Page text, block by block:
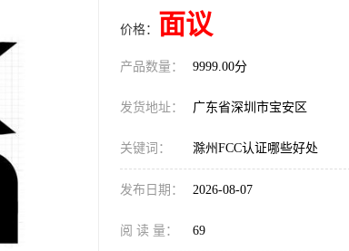
价格： 面议
产品数量： 9999.00分
发货地址： 广东省深圳市宝安区
关键词： 滁州FCC认证哪些好处
发布日期： 2026-08-07
阅 读 量： 69